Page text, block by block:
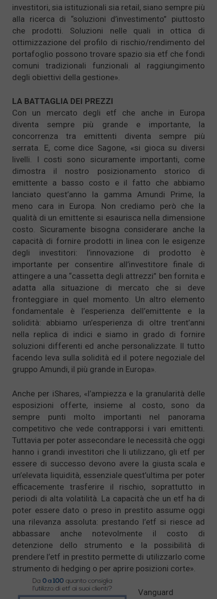
investitori, sia istituzionali sia retail, siano sempre più
alla ricerca di “soluzioni d’investimento” piuttosto
che prodotti. Soluzioni nelle quali in ottica di
ottimizzazione del profilo di rischio/rendimento del
portafoglio possono trovare spazio sia etf che fondi
comuni tradizionali funzionali al raggiungimento
degli obiettivi della gestione».
LA BATTAGLIA DEI PREZZI
Con un mercato degli etf che anche in Europa
diventa sempre più grande e importante, la
concorrenza tra emittenti diventa sempre più
serrata. E, come dice Sagone, «si gioca su diversi
livelli. I costi sono sicuramente importanti, come
dimostra il nostro posizionamento storico di
emittente a basso costo e il fatto che abbiamo
lanciato quest’anno la gamma Amundi Prime, la
meno cara in Europa. Non crediamo però che la
qualità di un emittente si esaurisca nella dimensione
costo. Sicuramente bisogna considerare anche la
capacità di fornire prodotti in linea con le esigenze
degli investitori: l’innovazione di prodotto è
importante per consentire all’investitore finale di
attingere a una “cassetta degli attrezzi” ben fornita e
adatta alla situazione di mercato che si deve
fronteggiare in quel momento. Un altro elemento
fondamentale è l’esperienza dell’emittente e la
solidità: abbiamo un’esperienza di oltre trent’anni
nella replica di indici e siamo in grado di fornire
soluzioni differenti ed anche personalizzate. Il tutto
facendo leva sulla solidità ed il potere negoziale del
gruppo Amundi, il più grande in Europa».
Anche per iShares, «l’ampiezza e la granularità delle
esposizioni offerte, insieme al costo, sono da
sempre punti molto importanti nel panorama
competitivo che vede contrapporsi i vari emittenti.
Tuttavia per poter assecondare le necessità che oggi
hanno i grandi investitori che li utilizzano, gli etf per
essere di successo devono avere la giusta scala e
un’elevata liquidità, essenziale quest’ultima per poter
efficacemente trasferire il rischio, soprattutto in
periodi di alta volatilità. La capacità che un etf ha di
poter essere dato o preso in prestito assume oggi
una rilevanza assoluta: prestando l’etf si riesce ad
abbassare anche notevolmente il costo di
detenzione dello strumento e la possibilità di
prendere l’etf in prestito permette di utilizzarlo come
strumento di hedging o per aprire posizioni corte».
Vanguard